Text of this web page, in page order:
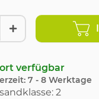
verfügbar
7 - 8 Werktage
2